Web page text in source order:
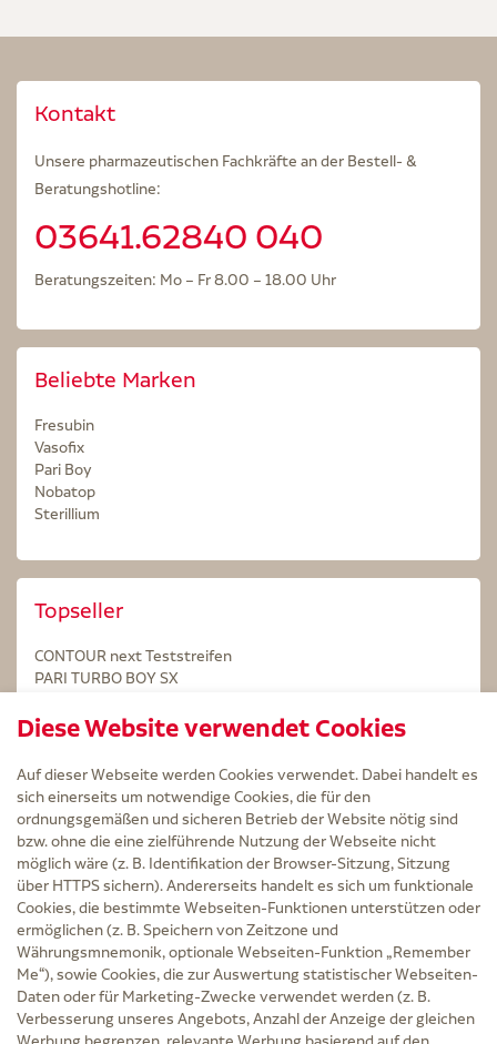
Kontakt
Unsere pharmazeutischen Fachkräfte an der Bestell- &
Beratungshotline:
03641.62840 040
Beratungszeiten: Mo – Fr 8.00 – 18.00 Uhr
Beliebte Marken
Fresubin
Vasofix
Pari Boy
Nobatop
Sterillium
Topseller
CONTOUR next Teststreifen
PARI TURBO BOY SX
Kintex Kinesiologie Tape blau
Service
Versand und Lieferzeit
Kontakt
FAQ
AGB
Cookie-Einstellungen
Datenschutz
Erklärung zur Barrierefreiheit
Widerruf
Diese Website verwendet Cookies
Auf dieser Webseite werden Cookies verwendet. Dabei handelt es
sich einerseits um notwendige Cookies, die für den
ordnungsgemäßen und sicheren Betrieb der Website nötig sind
bzw. ohne die eine zielführende Nutzung der Webseite nicht
möglich wäre (z. B. Identifikation der Browser-Sitzung, Sitzung
über HTTPS sichern). Andererseits handelt es sich um funktionale
Cookies, die bestimmte Webseiten-Funktionen unterstützen oder
ermöglichen (z. B. Speichern von Zeitzone und
Währungsmnemonik, optionale Webseiten-Funktion „Remember
Me“), sowie Cookies, die zur Auswertung statistischer Webseiten-
Daten oder für Marketing-Zwecke verwendet werden (z. B.
Verbesserung unseres Angebots, Anzahl der Anzeige der gleichen
Werbung begrenzen, relevante Werbung basierend auf den